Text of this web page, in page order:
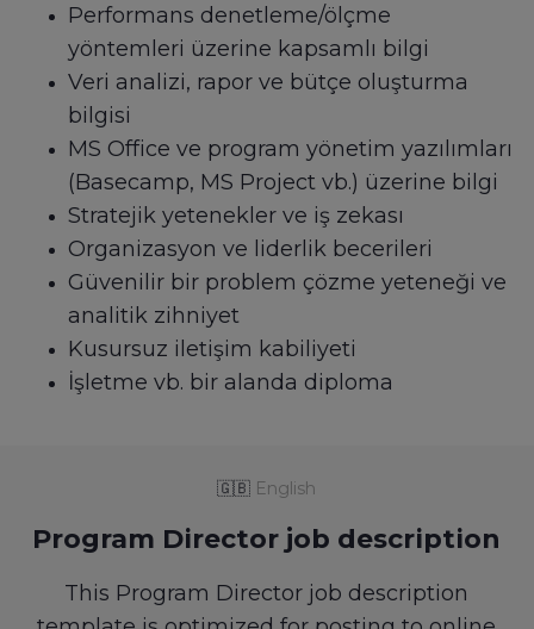
Performans denetleme/ölçme
yöntemleri üzerine kapsamlı bilgi
Veri analizi, rapor ve bütçe oluşturma
bilgisi
MS Office ve program yönetim yazılımları
(Basecamp, MS Project vb.) üzerine bilgi
Stratejik yetenekler ve iş zekası
Organizasyon ve liderlik becerileri
Güvenilir bir problem çözme yeteneği ve
analitik zihniyet
Kusursuz iletişim kabiliyeti
İşletme vb. bir alanda diploma
🇬🇧 English
Program Director job description
This Program Director job description